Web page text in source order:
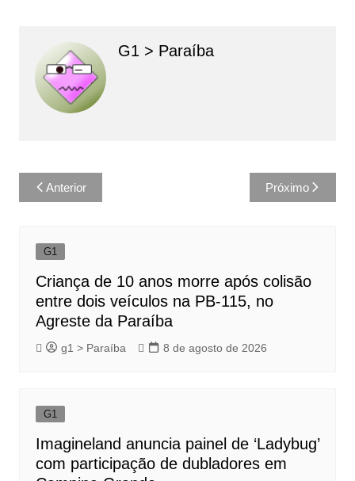
G1 > Paraíba
Navegação
de
Anterior Próximo
G1
Criança de 10 anos morre após colisão
entre dois veículos na PB-115, no
Agreste da Paraíba
g1 > Paraíba 8 de agosto de 2026
G1
Imagineland anuncia painel de ‘Ladybug’
com participação de dubladores em